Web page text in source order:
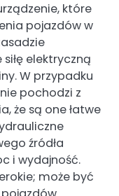
które
pojazdów w
elektryczną
W przypadku
pochodzi z
że są one łatwe
źródła
i wydajność.
może być